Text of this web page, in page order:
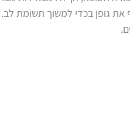
מהנשים נאלצות לחשוף את גופן בכדי